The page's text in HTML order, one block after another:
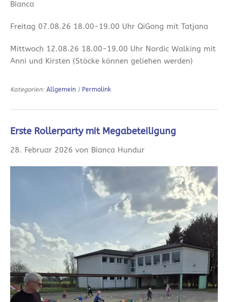
Bianca
Freitag 07.08.26 18.00-19.00 Uhr QiGong mit Tatjana
Mittwoch 12.08.26 18.00-19.00 Uhr Nordic Walking mit
Anni und Kirsten (Stöcke können geliehen werden)
Kategorien: Allgemein | Permalink
Erste Rollerparty mit Megabeteiligung
28. Februar 2026 von Bianca Hundur